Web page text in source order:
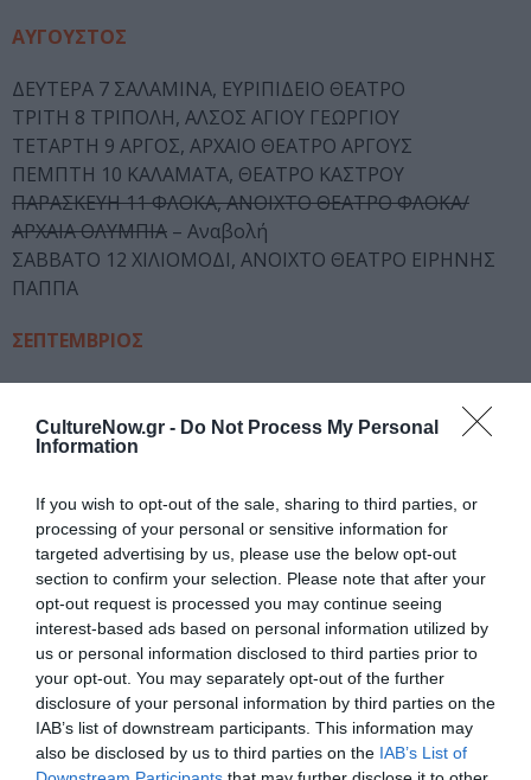
CultureNow.gr - Do Not Process My Personal
Information
If you wish to opt-out of the sale, sharing to third parties, or
processing of your personal or sensitive information for
targeted advertising by us, please use the below opt-out
section to confirm your selection. Please note that after your
opt-out request is processed you may continue seeing
interest-based ads based on personal information utilized by
us or personal information disclosed to third parties prior to
your opt-out. You may separately opt-out of the further
disclosure of your personal information by third parties on the
IAB’s list of downstream participants. This information may
also be disclosed by us to third parties on the IAB’s List of
ΑΥΓΟΥΣΤΟΣ
ΔΕΥΤΕΡΑ 7 ΣΑΛΑΜΙΝΑ, ΕΥΡΙΠΙΔΕΙΟ ΘΕΑΤΡΟ
ΤΡΙΤΗ 8 ΤΡΙΠΟΛΗ, ΑΛΣΟΣ ΑΓΙΟΥ ΓΕΩΡΓΙΟΥ
ΤΕΤΑΡΤΗ 9 ΑΡΓΟΣ, ΑΡΧΑΙΟ ΘΕΑΤΡΟ ΑΡΓΟΥΣ
ΠΕΜΠΤΗ 10 ΚΑΛΑΜΑΤΑ, ΘΕΑΤΡΟ ΚΑΣΤΡΟΥ
ΠΑΡΑΣΚΕΥΗ 11 ΦΛΟΚΑ, ΑΝΟΙΧΤΟ ΘΕΑΤΡΟ ΦΛΟΚΑ/
ΑΡΧΑΙΑ ΟΛΥΜΠΙΑ – Αναβολή
ΣΑΒΒΑΤΟ 12 ΧΙΛΙΟΜΟΔΙ, ΑΝΟΙΧΤΟ ΘΕΑΤΡΟ ΕΙΡΗΝΗΣ
ΠΑΠΠΑ
ΣΕΠΤΕΜΒΡΙΟΣ
ΠΕΜΠΤΗ 7 ΠΕΙΡΑΙΑΣ, ΒΕΑΚΕΙΟ
ΠΑΡΑΣΚΕΥΗ 8 ΠΑΤΡΑ, ΘΕΡΙΝΟ ΔΗΜΟΤΙΚΟ ΘΕΑΤΡΟ
ΣΑΒΒΑΤΟ 9 ΒΡΙΛΗΣΣΙΑ, ΘΕΑΤΡΟ ΑΛΙΚΗ
ΒΟΥΓΚΙΟΥΚΛΑΚΗ
Ταυτότητα Εκδήλωσης
Ημερομηνία:
Ιούλιος-Σεπτέμβριος 2023
Τοποθεσία: